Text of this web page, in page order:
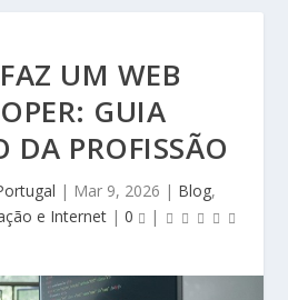
UM WEB
GUIA
DA PROFISSÃO
| Mar 9, 2026 | Blog,
e Internet | 0 |